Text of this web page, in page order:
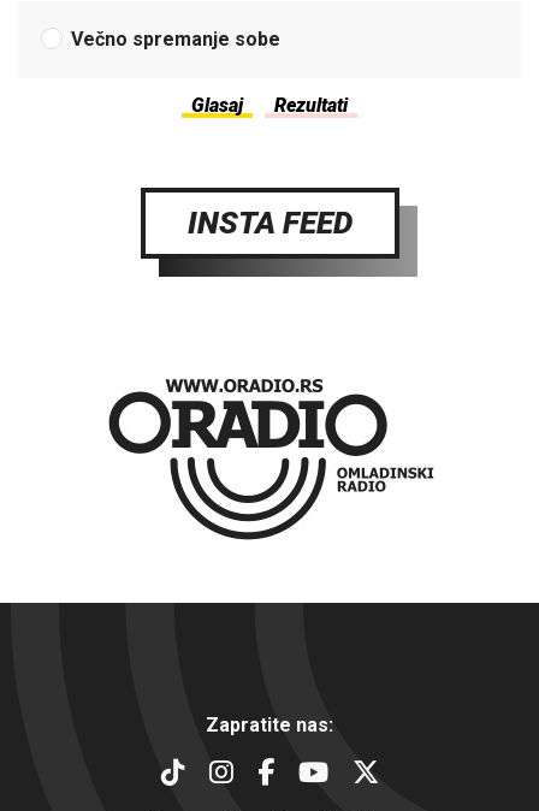
Večno spremanje sobe
INSTA FEED
Zapratite nas: